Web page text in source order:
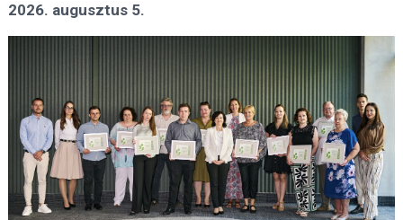
2026. augusztus 5.